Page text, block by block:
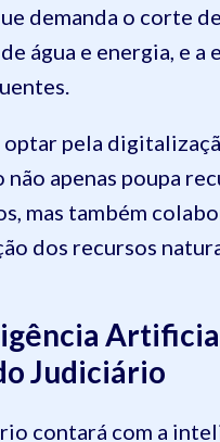
demanda o corte
água e energia, e a
optar pela
não apenas poupa
mas também
dos recursos
Judiciário
contará com a